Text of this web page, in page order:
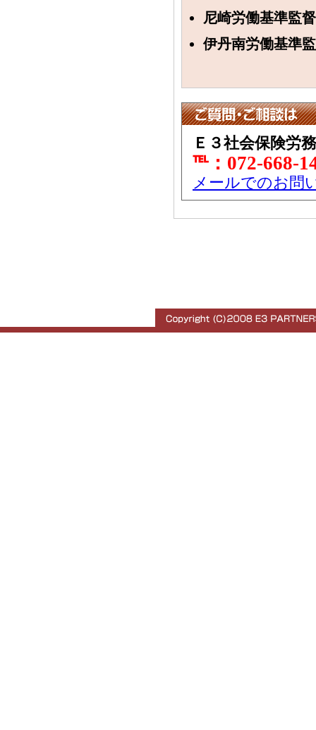
尼崎労働基準監
伊丹南労働基準
Ｅ３社会保険労
℡：072-668-
メールでのお問